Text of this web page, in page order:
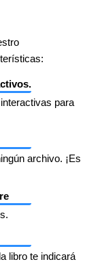
para
archivo. ¡Es
libro te indicará